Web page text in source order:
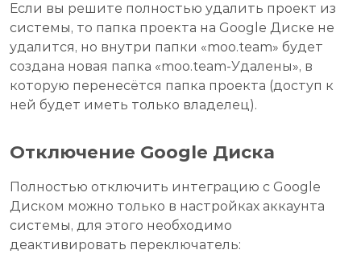
Если вы решите полностью удалить проект из
системы, то папка проекта на Google Диске не
удалится, но внутри папки «moo.team» будет
создана новая папка «moo.team-Удалены», в
которую перенесётся папка проекта (доступ к
ней будет иметь только владелец).
Отключение Google Диска
Полностью отключить интеграцию с Google
Диском можно только в настройках аккаунта
системы, для этого необходимо
деактивировать переключатель: